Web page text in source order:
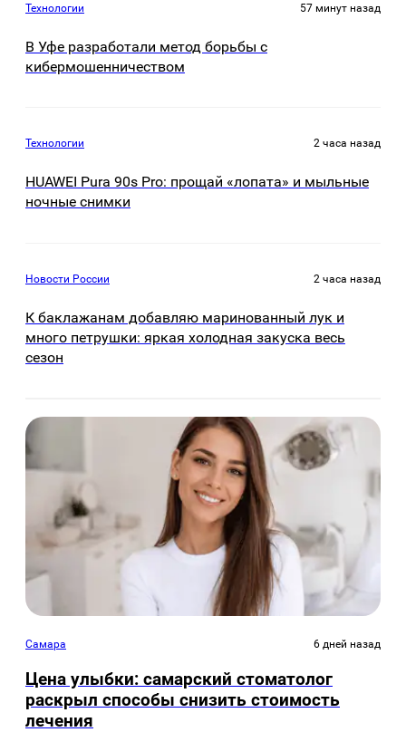
Технологии 57 минут назад
В Уфе разработали метод борьбы с
кибермошенничеством
Технологии 2 часа назад
HUAWEI Pura 90s Pro: прощай «лопата» и мыльные
ночные снимки
Новости России 2 часа назад
К баклажанам добавляю маринованный лук и
много петрушки: яркая холодная закуска весь
сезон
Самара 6 дней назад
Цена улыбки: самарский стоматолог
раскрыл способы снизить стоимость
лечения